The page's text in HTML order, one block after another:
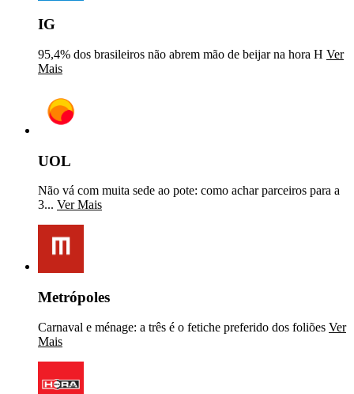
IG
95,4% dos brasileiros não abrem mão de beijar na hora H Ver
Mais
UOL
Não vá com muita sede ao pote: como achar parceiros para a
3... Ver Mais
Metrópoles
Carnaval e ménage: a três é o fetiche preferido dos foliões Ver
Mais